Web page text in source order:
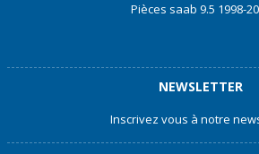
Pièces saab 9.5 1998-
NEWSLETTER
Inscrivez vous à notre